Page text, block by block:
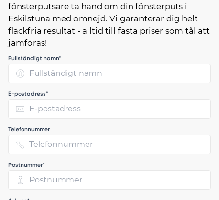
fönsterputsare ta hand om din fönsterputs i
Eskilstuna med omnejd. Vi garanterar dig helt
fläckfria resultat - alltid till fasta priser som tål att
jämföras!
Fullständigt namn*
E-postadress*
Telefonnummer
Postnummer*